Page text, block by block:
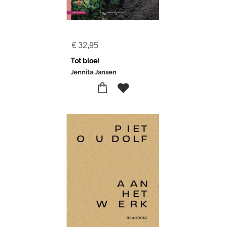
€ 32,95
Tot bloei
Jennita Jansen